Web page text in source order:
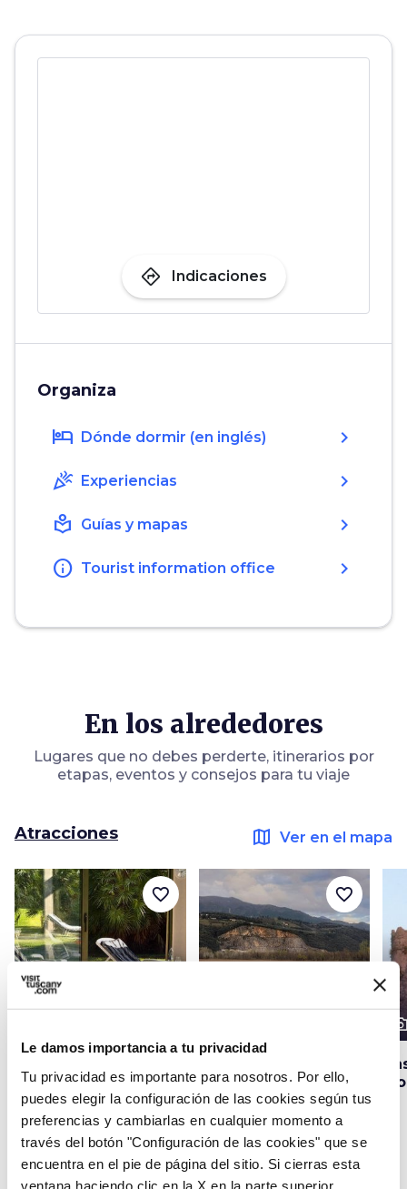
Le damos importancia a tu privacidad
Tu privacidad es importante para nosotros. Por ello,
puedes elegir la configuración de las cookies según tus
preferencias y cambiarlas en cualquier momento a
través del botón "Configuración de las cookies" que se
encuentra en el pie de página del sitio. Si cierras esta
ventana haciendo clic en la X en la parte superior
directions Indicaciones
Organiza
hotel Dónde dormir (en inglés) chevron_right
celebration Experiencias chevron_right
local_library Guías y mapas chevron_right
info Tourist information office chevron_right
En los alrededores
Lugares que no debes perderte, itinerarios por
etapas, eventos y consejos para tu viaje
Atracciones map Ver en el mapa
favorite_border favorite_border
map Ver en el mapa